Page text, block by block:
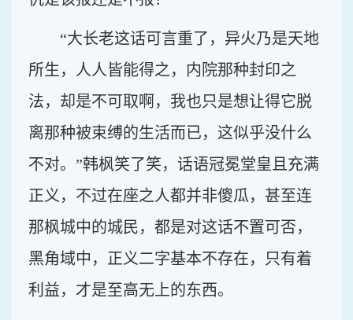
“大长老这话可言重了，异火乃是天地
所生，人人皆能得之，内院那种封印之
法，却是不可取啊，我也只是想让得它脱
离那种被束缚的生活而已，这似乎没什么
不对。”韩枫笑了笑，话语冠冕堂皇且充满
正义，不过在座之人都并非傻瓜，甚至连
那枫城中的城民，都是对这话不置可否，
黑角域中，正义二字基本不存在，只有着
利益，才是至高无上的东西。